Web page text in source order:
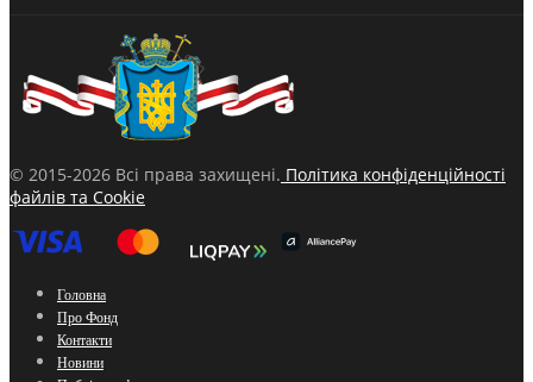
© 2015-2026 Всі права захищені. Політика конфіденційності
файлів та Cookie
Головна
Про Фонд
Контакти
Новини